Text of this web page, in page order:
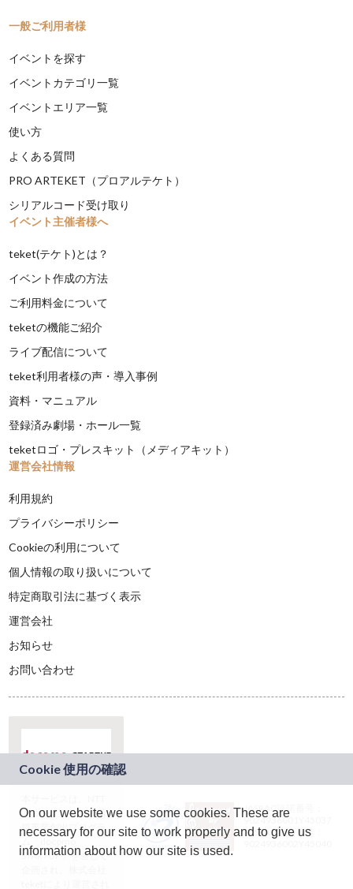
一般ご利用者様
イベントを探す
イベントカテゴリ一覧
イベントエリア一覧
使い方
よくある質問
PRO ARTEKET（プロアルテケト）
シリアルコード受け取り
イベント主催者様へ
teket(テケト)とは？
イベント作成の方法
ご利用料金について
teketの機能ご紹介
ライブ配信について
teket利用者様の声・導入事例
資料・マニュアル
登録済み劇場・ホール一覧
teketロゴ・プレスキット（メディアキット）
運営会社情報
利用規約
プライバシーポリシー
Cookieの利用について
個人情報の取り扱いについて
特定商取引法に基づく表示
運営会社
お知らせ
お問い合わせ
ドコモグループの新
規事業創出プログラ
ム「docomo
STARTUP」を通じて
JASRAC許諾番号：
9024936001Y45037
JASRAC許諾番号：
On our website we use some cookies. These are
necessary for our site to work properly and to give us
information about how our site is used.